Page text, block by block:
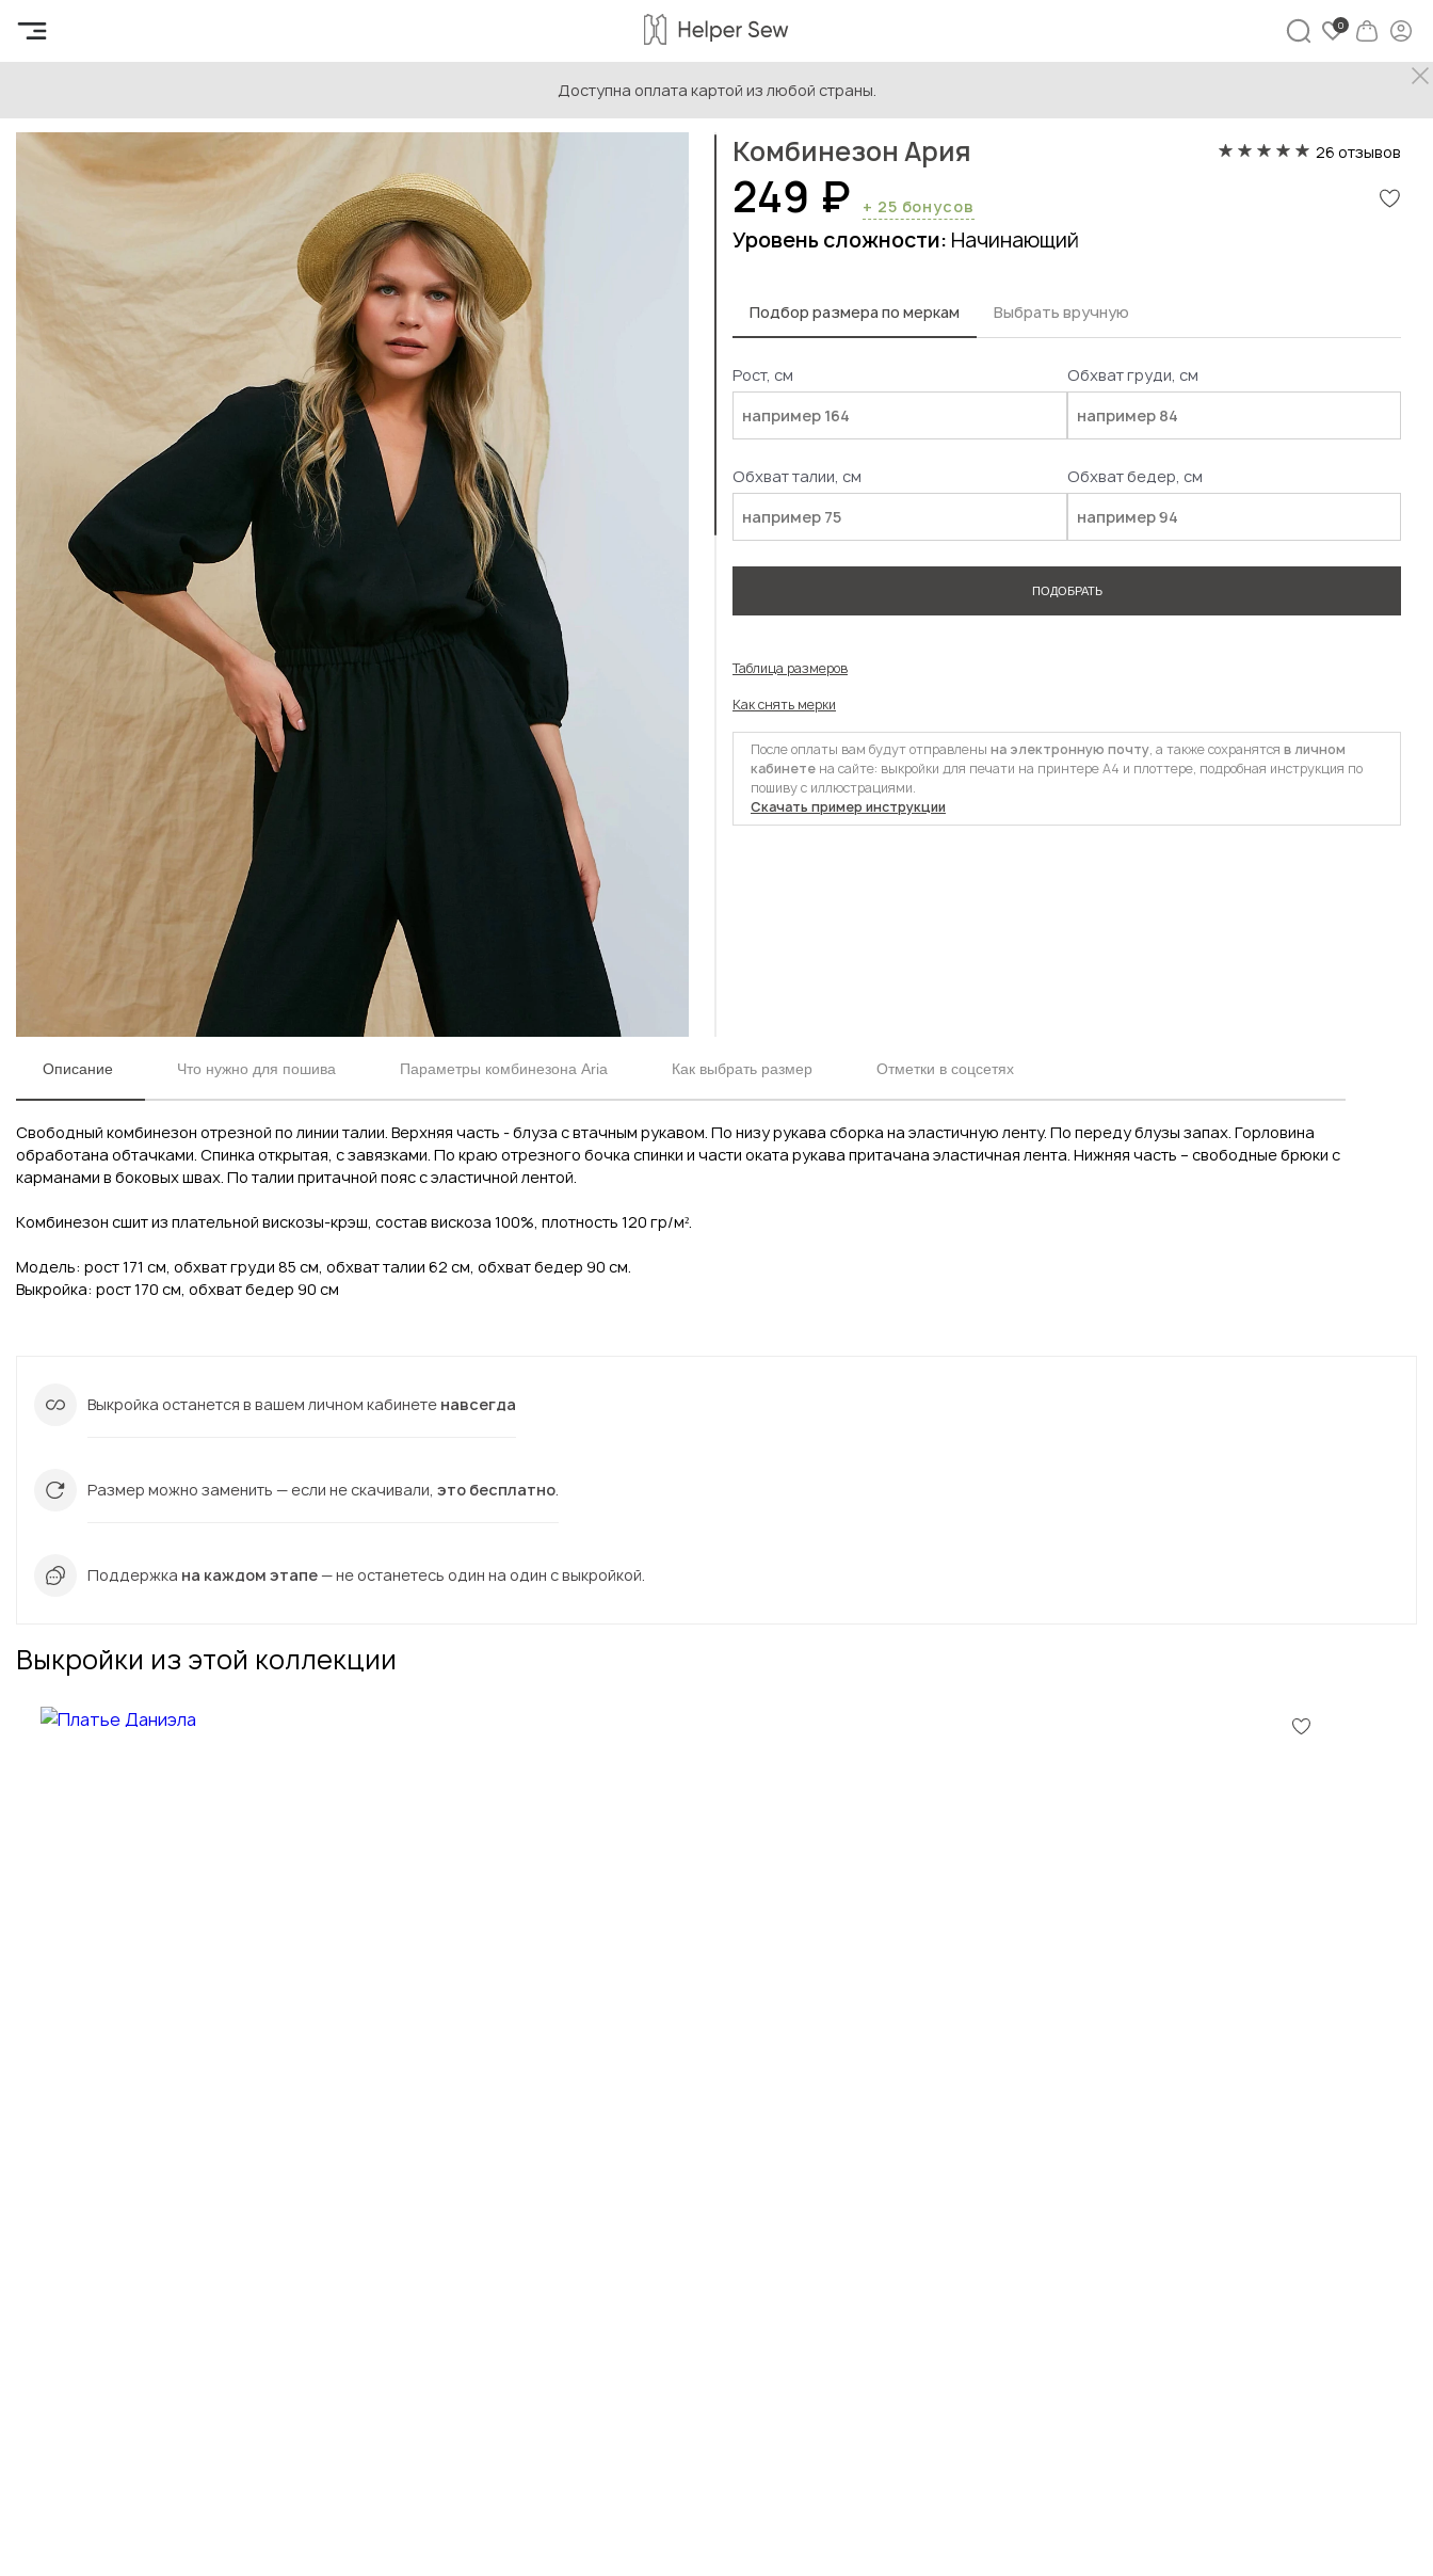
Доступна оплата картой из любой страны.
Выкройки женской одежды / Выкройки комбинезонов
Комбинезон Ария 26 отзывов
249 ₽ + 25 бонусов
Уровень сложности: Начинающий
Подбор размера по меркам Выбрать вручную
Рост, см Обхват груди, см
Обхват талии, см Обхват бедер, см
ПОДОБРАТЬ
Таблица размеров
Как снять мерки
После оплаты вам будут отправлены на электронную почту, а также сохранятся в личном
кабинете на сайте: выкройки для печати на принтере А4 и плоттере, подробная инструкция по
пошиву с иллюстрациями.
Скачать пример инструкции
Описание Что нужно для пошива Параметры комбинезона Aria Как выбрать размер Отметки в соцсетях
Свободный комбинезон отрезной по линии талии. Верхняя часть - блуза с втачным рукавом. По низу рукава сборка на эластичную ленту. По переду блузы запах. Горловина
обработана обтачками. Спинка открытая, с завязками. По краю отрезного бочка спинки и части оката рукава притачана эластичная лента. Нижняя часть – свободные брюки с
карманами в боковых швах. По талии притачной пояс с эластичной лентой.
Комбинезон сшит из плательной вискозы-крэш, состав вискоза 100%, плотность 120 гр/м².
Модель: рост 171 см, обхват груди 85 см, обхват талии 62 см, обхват бедер 90 см.
Выкройка: рост 170 см, обхват бедер 90 см
Выкройка останется в вашем личном кабинете навсегда
Размер можно заменить — если не скачивали, это бесплатно
Поддержка на каждом этапе — не останетесь один на один с выкройкой.
Выкройки из этой коллекции